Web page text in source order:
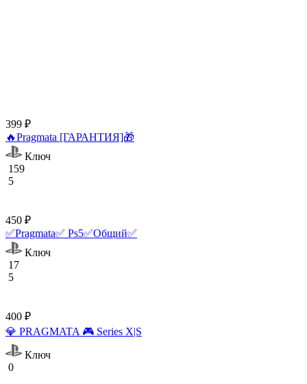
399 ₽
🔥Pragmata [ГАРАНТИЯ]🎁
Ключ
159
5
450 ₽
✅Pragmata✅ Ps5✅Общий✅
Ключ
17
5
400 ₽
💎 PRAGMATA 🎮 Series X|S
Ключ
0